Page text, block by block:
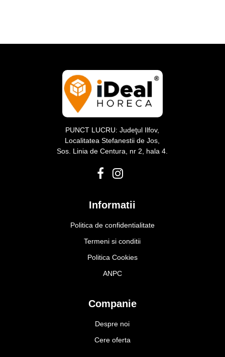
PUNCT LUCRU: Judeţul Ilfov,
Localitatea Stefanestii de Jos,
Sos. Linia de Centura, nr 2, hala 4.
Informatii
Politica de confidentialitate
Termeni si conditii
Politica Cookies
ANPC
Companie
Despre noi
Cere oferta